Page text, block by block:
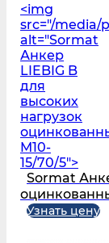
<img
src="/media/
alt="Sormat
Анкер
LIEBIG B
для
высоких
нагрузок
M10-
15/70/5">
Sormat
Узнать цену